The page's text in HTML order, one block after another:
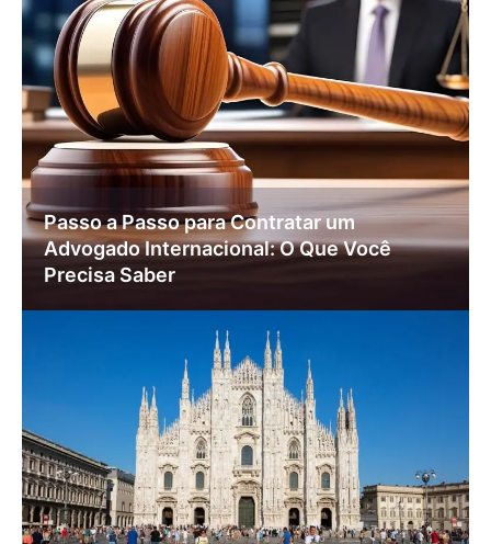
Passo a Passo para Contratar um
Advogado Internacional: O Que Você
Precisa Saber